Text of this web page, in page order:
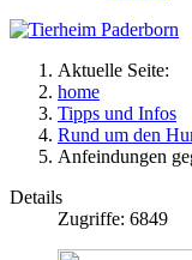
Aktuelle Seite:
home
Tipps und Infos
Rund um den
Anfeindungen
Details
Zugriffe: 6849